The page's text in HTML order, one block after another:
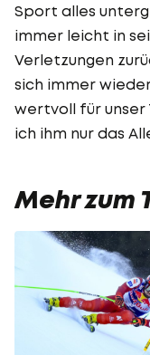
Sport alles
immer leicht in
Verletzungen
sich immer
wertvoll für unser
ich ihm nur das
Mehr zum